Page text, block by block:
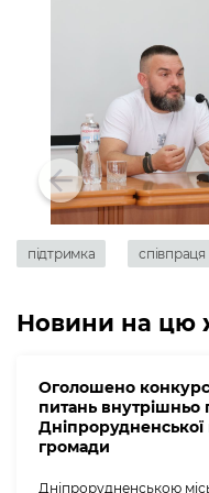
підтримка співпраця
Новини на цю
Оголошено
питань внутрішньо
Дніпрорудненської
громади
Дніпрорудненською